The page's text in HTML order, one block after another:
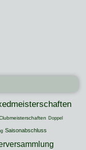
Doppel
Saisonabschluss